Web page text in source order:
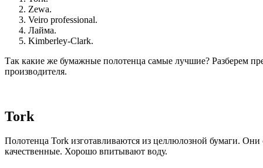
Zewa.
Veiro professional.
Лайма.
Kimberley-Clark.
Так какие же бумажные полотенца самые лучшие? Разберем
производителя.
Tork
Полотенца Tork изготавливаются из целлюлозной бумаги. Они
качественные. Хорошо впитывают воду.